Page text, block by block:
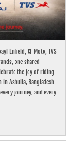
Enfield, CF Moto, TVS
one shared
the joy of riding
Ashulia, Bangladesh
journey, and every